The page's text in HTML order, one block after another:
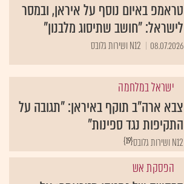
טראמפ באיום נוסף על איראן, ובמסר
לישראל: "חושב שתיסוג מלבנון"
08.07.2026 N12 ושירות גלובס
ישראל במלחמה
צבא ארה"ב תוקף באיראן: "תגובה על
התקיפות נגד ספינות"
{19} N12 ושירות גלובס
הפסקת אש